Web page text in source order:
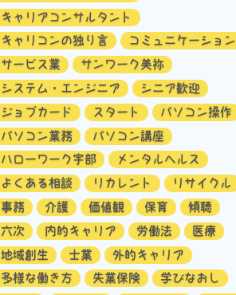
キャリアコンサルタント
キャリコンの独り言
コミュニケーション
サービス業
サンワーク美祢
システム・エンジニア
シニア歓迎
ジョブカード
スタート
パソコン操作
パソコン業務
パソコン講座
ハローワーク宇部
メンタルヘルス
よくある相談
リカレント
リサイクル
事務
介護 価値観 保育
傾聴
六次
内的キャリア 労働法
医療
地域創生
士業
外的キャリア
多様な働き方
失業保険
学びなおし